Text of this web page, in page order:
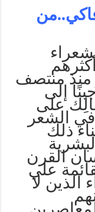
منذ منتصف
إلى
على
الشعر
ذلك
القرن
علي
الذين لا